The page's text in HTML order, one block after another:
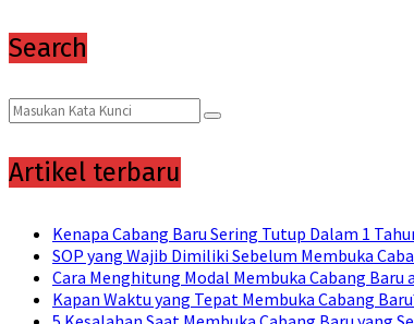
Search
Search
for:
Search
Artikel terbaru
Kenapa Cabang Baru Sering Tutup Dalam 1
SOP yang Wajib Dimiliki Sebelum Membuka
Cara Menghitung Modal Membuka Cabang Baru
Kapan Waktu yang Tepat Membuka Cabang